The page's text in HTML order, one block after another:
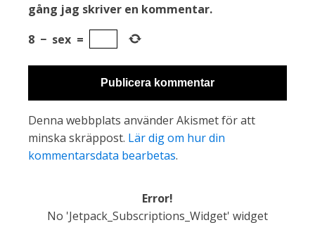
gång jag skriver en kommentar.
8 − sex =
Denna webbplats använder Akismet för att
minska skräppost. Lär dig om hur din
kommentarsdata bearbetas.
Error!
No 'Jetpack_Subscriptions_Widget' widget